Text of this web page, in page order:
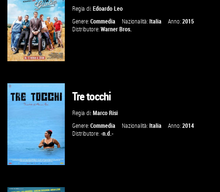
VAI ALLA SCHEDA
GUARDA IL TRAILER
Regia di:Edoardo Leo
Genere:Commedia Nazionalità:Italia Anno:2015
Distributore:Warner Bros.
Tre tocchi
Regia di:Marco Risi
Genere:Commedia Nazionalità:Italia Anno:2014
Distributore:-n.d.-